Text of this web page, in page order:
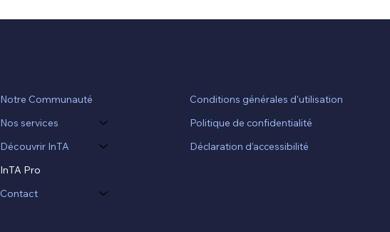
Notre Communauté
Nos services
Découvrir InTA
InTA Pro
Contact
Conditions générales d'utilisation
Politique de confidentialité
Déclaration d’accessibilité